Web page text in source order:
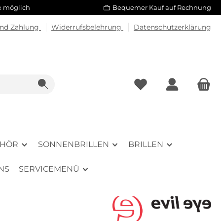
möglich Bequemer Kauf auf Rechnung
Zahlung Widerrufsbelehrung Datenschutzerklärung
SONNENBRILLEN BRILLEN
SERVICEMENÜ